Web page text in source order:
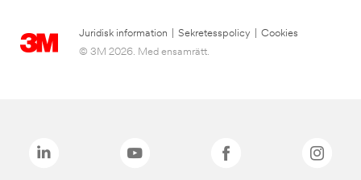
Juridisk information Sekretesspolicy
Cookies
© 3M 2026. Med ensamrätt.